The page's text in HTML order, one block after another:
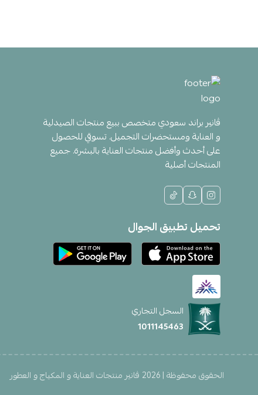
ڤانير براند سعودي متخصص ببيع منتجات الصيدلية
و العناية ومستحضرات التجميل. تسوقي للحصول
على أحدث وأفضل منتجات العناية بالبشرة. جميع
المنتجات أصلية
تحميل تطبيق الجوال
السجل التجاري
1011145463
الحقوق محفوظة | 2026 ڤانير منتجات العناية و المكياج و العطور